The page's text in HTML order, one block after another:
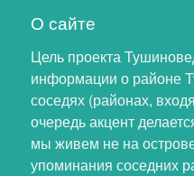
О сайте
Цель проекта
информации о районе
соседях (районах,
очередь акцент
мы живем не на
упоминания соседних